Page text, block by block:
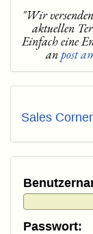
"Wir
aktuellen
Einfach eine
anpost
Sales Corner
Passwort: